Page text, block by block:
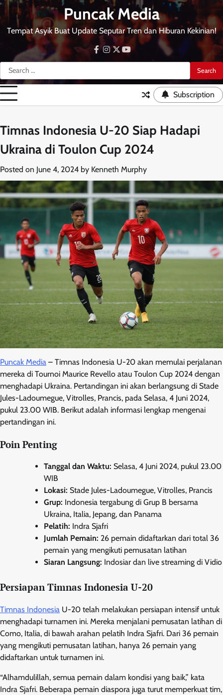
Skip
to
content
Puncak Media
Tempat Asyik Buat Update Seputar Tren dan Hiburan Kekinian!
Search
for:
facebook
instagram
twitteryoutube
Subscription
Timnas Indonesia U-20 Siap Hadapi
Ukraina di Toulon Cup 2024
Posted on June 4, 2024 by Kenneth Murphy
Puncak Media – Timnas Indonesia U-20 akan memulai perjalanan
mereka di Tournoi Maurice Revello atau Toulon Cup 2024 dengan
menghadapi Ukraina. Pertandingan ini akan berlangsung di Stade
Jules-Ladoumegue, Vitrolles, Prancis, pada Selasa, 4 Juni 2024,
pukul 23.00 WIB. Berikut adalah informasi lengkap mengenai
pertandingan ini.
Poin Penting
Tanggal dan Waktu: Selasa, 4 Juni 2024, pukul 23.00
WIB
Lokasi: Stade Jules-Ladoumegue, Vitrolles, Prancis
Grup: Indonesia tergabung di Grup B bersama
Ukraina, Italia, Jepang, dan Panama
Pelatih: Indra Sjafri
Jumlah Pemain: 26 pemain didaftarkan dari total 36
pemain yang mengikuti pemusatan latihan
Siaran Langsung: Indosiar dan live streaming di Vidio
Persiapan Timnas Indonesia U-20
Timnas Indonesia U-20 telah melakukan persiapan intensif untuk
menghadapi turnamen ini. Mereka menjalani pemusatan latihan di
Como, Italia, di bawah arahan pelatih Indra Sjafri. Dari 36 pemain
yang mengikuti pemusatan latihan, hanya 26 pemain yang
didaftarkan untuk turnamen ini.
“Alhamdulillah, semua pemain dalam kondisi yang baik,” kata
Indra Sjafri. Beberapa pemain diaspora juga turut memperkuat tim,